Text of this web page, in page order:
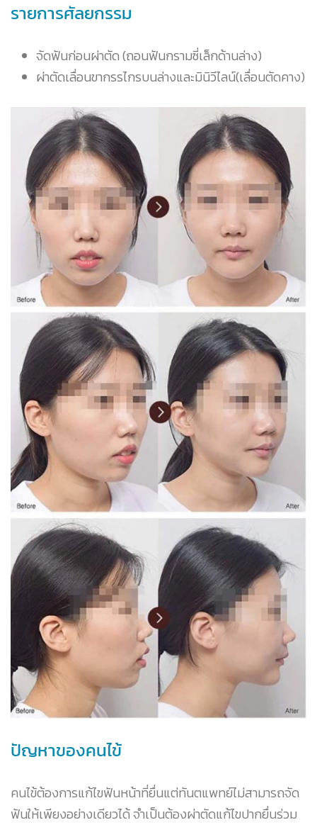
รายการศัลยกรรม
จัดฟันก่อนผ่าตัด (ถอนฟันกรามซี่เล็กด้านล่าง)
ผ่าตัดเลื่อนขากรรไกรบนล่างและมินิวีไลน์(เลื่อนตัดคาง)
ปัญหาของคนไข้
คนไข้ต้องการแก้ไขฟันหน้าที่ยื่นแต่ทันตแพทย์ไม่สามารถจัด
ฟันให้เพียงอย่างเดียวได้ จำเป็นต้องผ่าตัดแก้ไขปากยื่นร่วม